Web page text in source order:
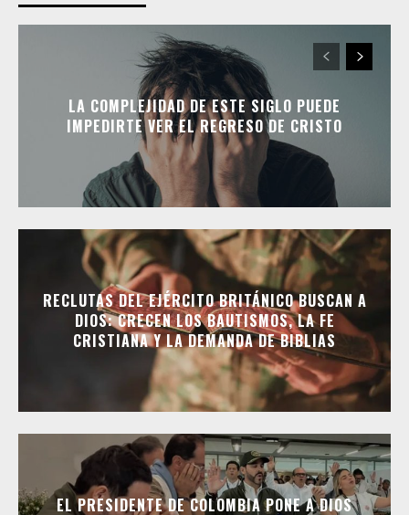
LA COMPLEJIDAD DE ESTE SIGLO PUEDE
IMPEDIRTE VER EL REGRESO DE CRISTO
RECLUTAS DEL EJÉRCITO BRITÁNICO BUSCAN A
DIOS: CRECEN LOS BAUTISMOS, LA FE
CRISTIANA Y LA DEMANDA DE BIBLIAS
EL PRESIDENTE DE COLOMBIA PONE A DIOS